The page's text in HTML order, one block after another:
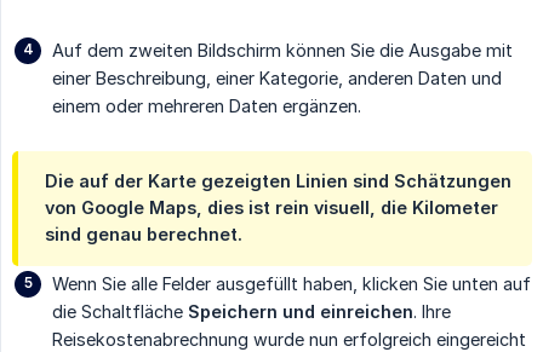
Auf dem zweiten Bildschirm können Sie die Ausgabe mit
einer Beschreibung, einer Kategorie, anderen Daten und
einem oder mehreren Daten ergänzen.
Die auf der Karte gezeigten Linien sind Schätzungen
von Google Maps, dies ist rein visuell, die Kilometer
sind genau berechnet.
Wenn Sie alle Felder ausgefüllt haben, klicken Sie unten auf
die Schaltfläche Speichern und einreichen. Ihre
Reisekostenabrechnung wurde nun erfolgreich eingereicht